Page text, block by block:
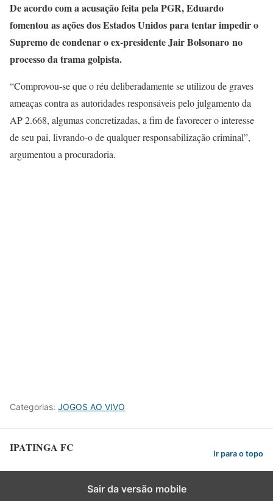
De acordo com a acusação feita pela PGR, Eduardo
fomentou as ações dos Estados Unidos para tentar impedir o
Supremo de condenar o ex-presidente Jair Bolsonaro no
processo da trama golpista.
“Comprovou-se que o réu deliberadamente se utilizou de graves
ameaças contra as autoridades responsáveis pelo julgamento da
AP 2.668, algumas concretizadas, a fim de favorecer o interesse
de seu pai, livrando-o de qualquer responsabilização criminal”,
argumentou a procuradoria.
Categorias: JOGOS AO VIVO
IPATINGA FC Ir para o topo
Sair da versão mobile